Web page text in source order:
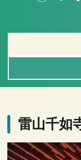
雷山千如